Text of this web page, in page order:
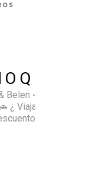
Belen ✈️ Inspírate
¿ Viajas sol@? 👉🏻
y tips en el